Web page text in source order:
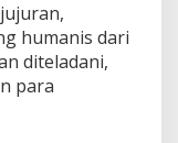
humanis dari
diteladani,
para